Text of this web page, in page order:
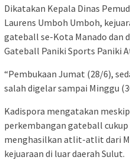
Dikatakan Kepala Dinas
Laurens Umboh Umboh,
gateball se-Kota Manado dan
Gateball Paniki Sports Paniki
“Pembukaan Jumat (28/6),
salah digelar sampai Minggu
Kadispora mengatakan
perkembangan gateball
menghasilkan atlit-atlit dari
kejuaraan di luar daerah Sulut.